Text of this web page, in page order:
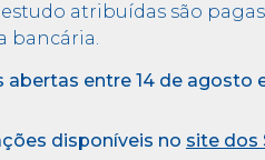
estudo atribuídas são
bancária.
abertas entre 14 de agosto
disponíveis no site dos